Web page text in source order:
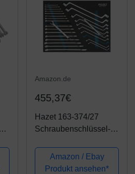
Amazon.de
455,37€
Hazet 163-374/27
Schraubenschlüssel-
Amazon / Ebay
Produkt ansehen*